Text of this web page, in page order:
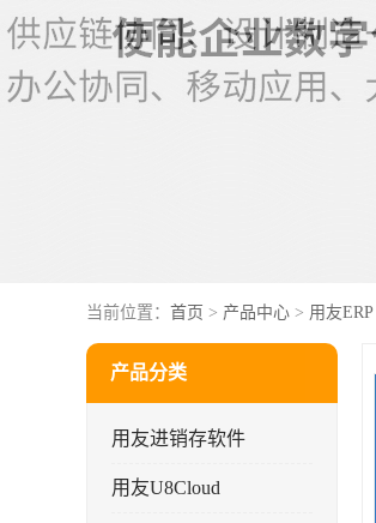
当前位置： 首页 > 产品中心 > 用友ERP
产品分类
用友进销存软件
用友U8Cloud